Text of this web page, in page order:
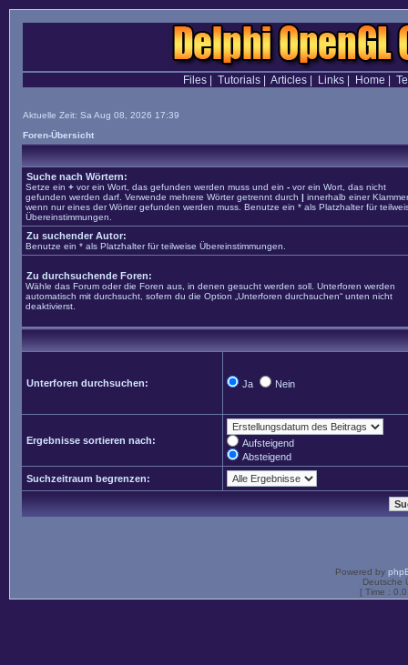
Files| Tutorials| Articles| Links| Home
Aktuelle Zeit: Sa Aug 08, 2026 17:39
Foren-Übersicht
Suche nach Wörtern:
Setze ein + vor ein Wort, das gefunden werden muss und ein - vor ein Wort, das nicht
gefunden werden darf. Verwende mehrere Wörter getrennt durch | innerhalb einer
wenn nur eines der Wörter gefunden werden muss. Benutze ein * als Platzhalter für
Übereinstimmungen.
Zu suchender Autor:
Benutze ein * als Platzhalter für teilweise Übereinstimmungen.
Zu durchsuchende Foren:
Wähle das Forum oder die Foren aus, in denen gesucht werden soll. Unterforen werden
automatisch mit durchsucht, sofern du die Option „Unterforen durchsuchen“ unten nicht
deaktivierst.
Unterforen durchsuchen: Ja Nein
Ergebnisse sortieren nach:
Aufsteigend
Absteigend
Suchzeitraum begrenzen:
Powered by
Deutsche
[ Time :